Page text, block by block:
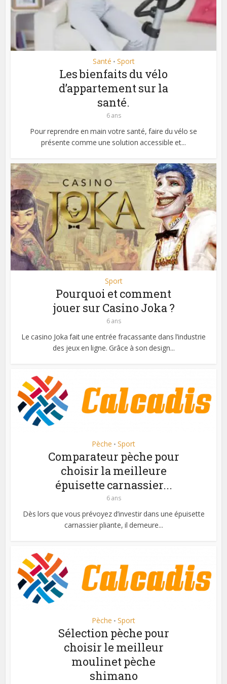
Santé • Sport
Les bienfaits du vélo
d’appartement sur la
santé.
6 ans
Pour reprendre en main votre santé, faire du vélo se
présente comme une solution accessible et...
Sport
Pourquoi et comment
jouer sur Casino Joka ?
6 ans
Le casino Joka fait une entrée fracassante dans l’industrie
des jeux en ligne. Grâce à son design...
Pèche • Sport
Comparateur pèche pour
choisir la meilleure
épuisette carnassier...
6 ans
Dès lors que vous prévoyez d’investir dans une épuisette
carnassier pliante, il demeure...
Pèche • Sport
Sélection pèche pour
choisir le meilleur
moulinet pèche
shimano